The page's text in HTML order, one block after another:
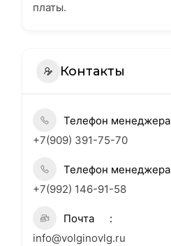
платы.
Контакты
Телефон менеджера
+7(909) 391-75-70
Телефон менеджера
+7(992) 146-91-58
Почта
info@volginovlg.ru